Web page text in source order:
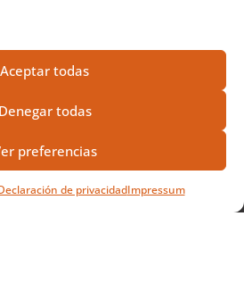
Aceptar todas
Denegar todas
preferencias
de privacidadImpressum